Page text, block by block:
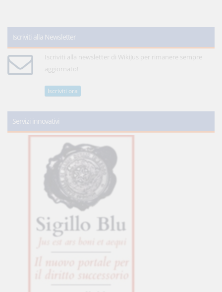
Iscriviti alla Newsletter
Iscriviti alla newsletter di WikiJus per rimanere sempre
aggiornato!
Iscriviti ora
Servizi innovativi